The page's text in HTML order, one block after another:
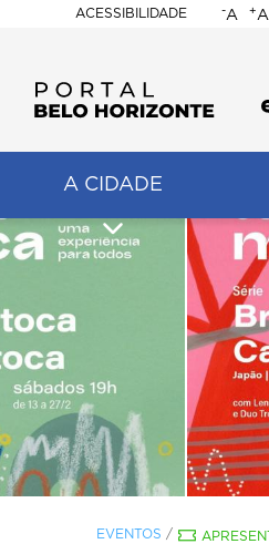
ACESSIBILIDADE
BELO
-A +A
A CIDADE
EVENTOS /